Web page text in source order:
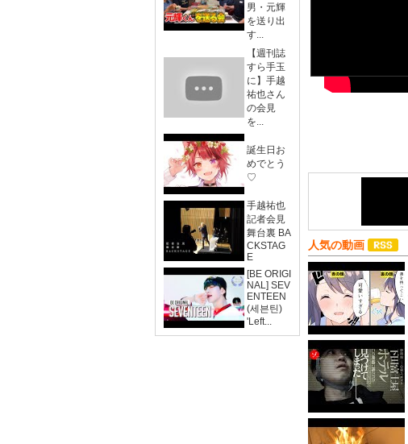
男・元輝
を送り出
す...
【週刊誌
すら手玉
に】手越
祐也さん
の会見
を...
誕生日お
めでとう
♡
手越祐也
記者会見
舞台裏 BA
CKSTAG
E
[BE ORIGI
NAL] SEV
ENTEEN
(세븐틴)
'Left...
人気の動画